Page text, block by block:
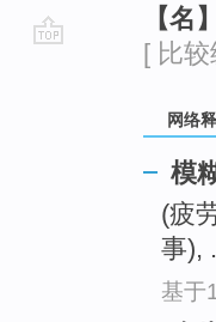
【名
[ 比
网络
模
(疲
事),
基于